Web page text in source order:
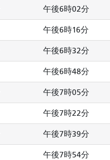
午後6時02分
午後6時16分
午後6時32分
午後6時48分
午後7時05分
午後7時22分
午後7時39分
午後7時54分